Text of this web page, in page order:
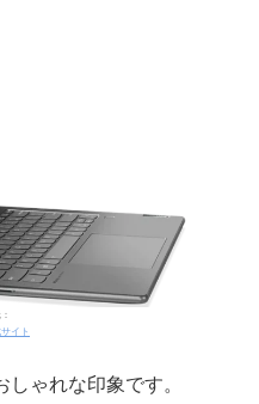
イト
ゃれな印象です。